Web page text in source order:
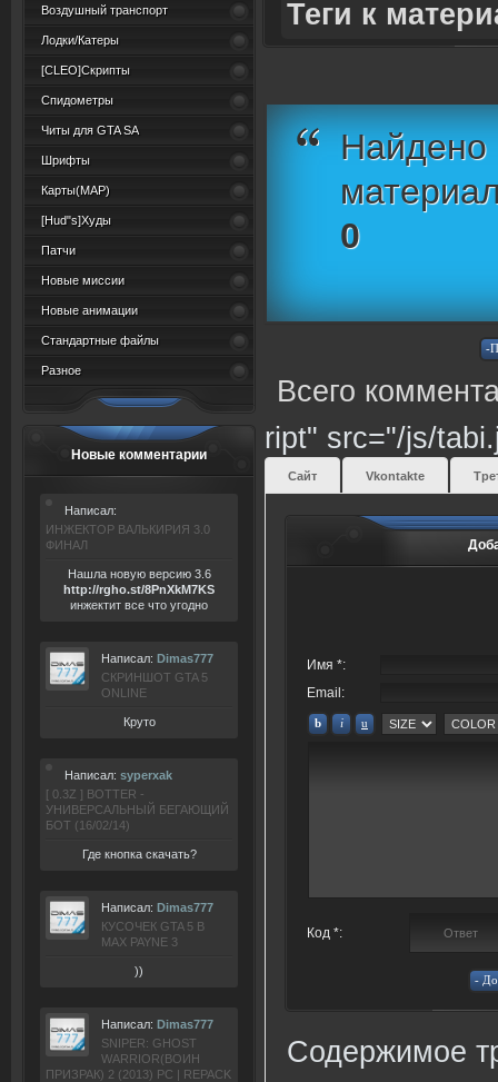
Воздушный транспорт
Лодки/Катеры
[CLEO]Скрипты
Спидометры
Читы для GTA SA
Шрифты
Карты(MAP)
[Hud"s]Худы
Патчи
Новые миссии
Новые анимации
Стандартные файлы
Разное
Новые комментарии
Написал:
ИНЖЕКТОР ВАЛЬКИРИЯ 3.0
ФИНАЛ
Нашла новую версию 3.6
http://rgho.st/8PnXkM7KS
инжектит все что угодно
Написал: Dimas777
СКРИНШОТ GTA 5
ONLINE
Круто
Написал: syperxak
[ 0.3Z ] BOTTER -
УНИВЕРСАЛЬНЫЙ БЕГАЮЩИЙ
БОТ (16/02/14)
Где кнопка скачать?
Написал: Dimas777
КУСОЧЕК GTA 5 В
MAX PAYNE 3
))
Написал: Dimas777
SNIPER: GHOST
WARRIOR(ВОИН
ПРИЗРАК) 2 (2013) РС | REPACK
Теги к
Найдено
0
Всего
ript" src="/js/
Сайт Vkontakte
Имя *:
Email:
Код *:
Содержимое